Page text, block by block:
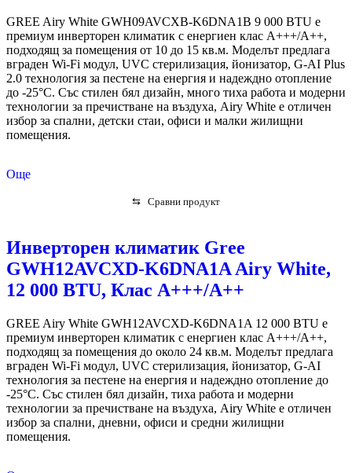
GREE Airy White GWH09AVCXB-K6DNA1B 9 000 BTU е
премиум инверторен климатик с енергиен клас A+++/A++,
подходящ за помещения от 10 до 15 кв.м. Моделът предлага
вграден Wi-Fi модул, UVC стерилизация, йонизатор, G-AI Plus
2.0 технология за пестене на енергия и надеждно отопление
до -25°C. Със стилен бял дизайн, много тиха работа и модерни
технологии за пречистване на въздуха, Airy White е отличен
избор за спални, детски стаи, офиси и малки жилищни
помещения.
Още
⇆ Сравни продукт
Инверторен климатик Gree
GWH12AVCXD-K6DNA1A Airy White,
12 000 BTU, Клас А+++/A++
GREE Airy White GWH12AVCXD-K6DNA1A 12 000 BTU е
премиум инверторен климатик с енергиен клас A+++/A++,
подходящ за помещения до около 24 кв.м. Моделът предлага
вграден Wi-Fi модул, UVC стерилизация, йонизатор, G-AI
технология за пестене на енергия и надеждно отопление до
-25°C. Със стилен бял дизайн, тиха работа и модерни
технологии за пречистване на въздуха, Airy White е отличен
избор за спални, дневни, офиси и средни жилищни
помещения.